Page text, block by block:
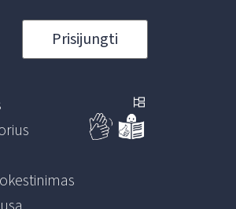
Prisijungti